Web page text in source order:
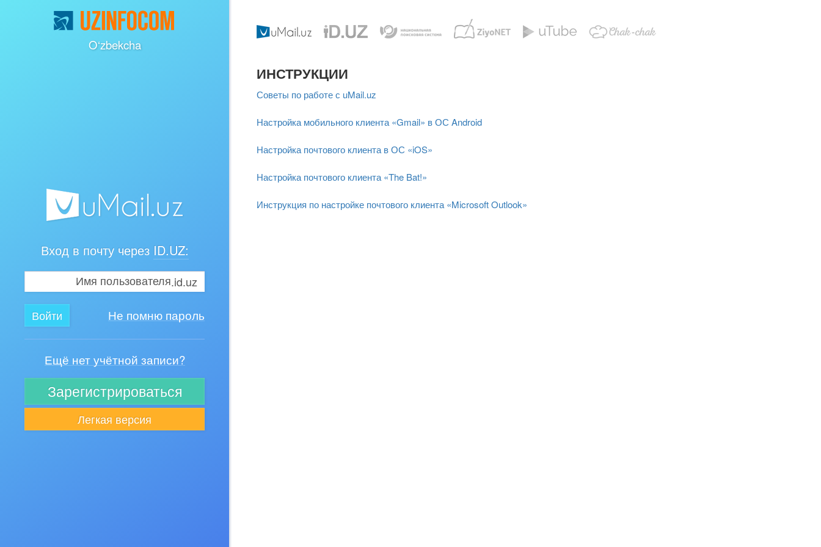
O‘zbekcha
Вход в почту через ID.UZ:
.id.uz
Не помню пароль
Ещё нет учётной записи?
Зарегистрироваться
Легкая версия
ИНСТРУКЦИИ
Советы по работе с uMail.uz
Настройка мобильного клиента «Gmail» в ОС Android
Настройка почтового клиента в ОС «iOS»
Настройка почтового клиента «The Bat!»
Инструкция по настройке почтового клиента «Microsoft Outlook»